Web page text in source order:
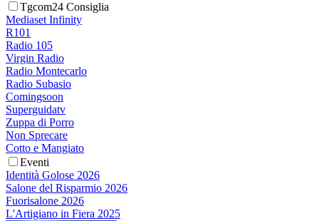
Tgcom24 Consiglia
Mediaset Infinity
R101
Radio 105
Virgin Radio
Radio Montecarlo
Radio Subasio
Comingsoon
Superguidatv
Zuppa di Porro
Non Sprecare
Cotto e Mangiato
Eventi
Identità Golose 2026
Salone del Risparmio 2026
Fuorisalone 2026
L'Artigiano in Fiera 2025